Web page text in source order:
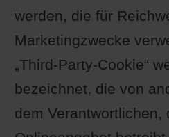
werden, die für
Marketingzwecke
„Third-Party-Cookie“
bezeichnet, die von
dem Verantwortlichen,